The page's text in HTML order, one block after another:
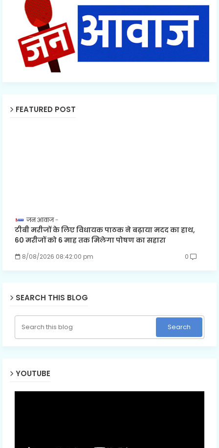
FEATURED POST
जन आवाज
टीबी मरीजों के लिए विधायक पाठक ने बढ़ाया मदद का हाथ,
60 मरीजों को 6 माह तक मिलेगा पोषण का सहारा
8/08/2026 08:42:00 pm 0
SEARCH THIS BLOG
YOUTUBE